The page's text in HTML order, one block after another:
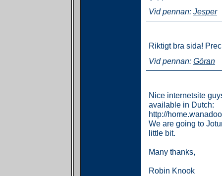
Vid pennan: Jesper
Riktigt bra sida!
Vid pennan: Göran
Nice internetsite
available in Dutch:
http://
We are going to
little bit.
Many thanks,
Robin Knook